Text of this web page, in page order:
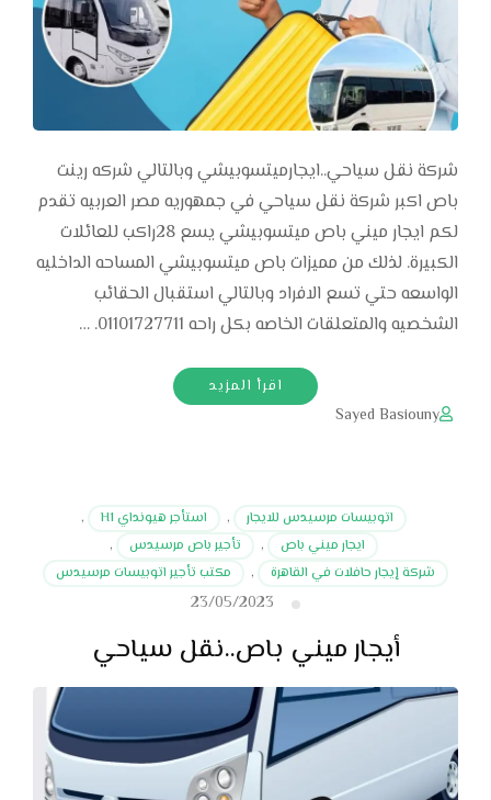
شركة نقل سياحي..ايجارميتسوبيشي وبالتالي شركه رينت
باص اكبر شركة نقل سياحي في جمهوريه مصر العربيه تقدم
لكم ايجار ميني باص ميتسوبيشي يسع 28راكب للعائلات
الكبيرة. لذلك من مميزات باص ميتسوبيشي المساحه الداخليه
الواسعه حتي تسع الافراد وبالتالي استقبال الحقائب
الشخصيه والمتعلقات الخاصه بكل راحه 01101727711. …
اقرأ المزيد
Sayed Basiouny
اتوبيسات مرسيدس للايجار , استأجر هيونداي H1
,
ايجار ميني باص
, تأجير باص مرسيدس
,
شركة إيجار حافلات في القاهرة
, مكتب تأجير اتوبيسات مرسيدس
23/05/2023
أيجار ميني باص..نقل سياحي